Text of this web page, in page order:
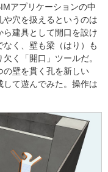
アプリケーションの中
や穴を扱えるというのは
建具として開口を設け
く、壁も梁（はり）も
く「開口」ツールだ。
の壁を貫く孔を新しい
して遊んでみた。操作は